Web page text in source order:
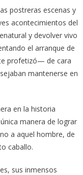
postreras escenas y
acontecimientos del
y devolver vivo
el arranque de
profetizó— de cara
mantenerse en
en la historia
manera de lograr
a aquel hombre, de
caballo.
sus inmensos